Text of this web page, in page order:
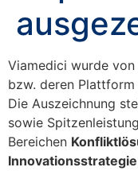
Viamedici wurde von
bzw. deren
Die Auszeichnung
sowie
Bereichen